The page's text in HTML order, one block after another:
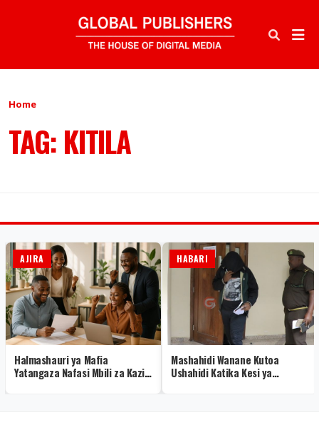
Home
TAG: KITILA
AJIRA
Halmashauri ya Mafia
Yatangaza Nafasi Mbili za Kazi
HABARI
Mashahidi Wanane Kutoa
Ushahidi Katika Kesi ya